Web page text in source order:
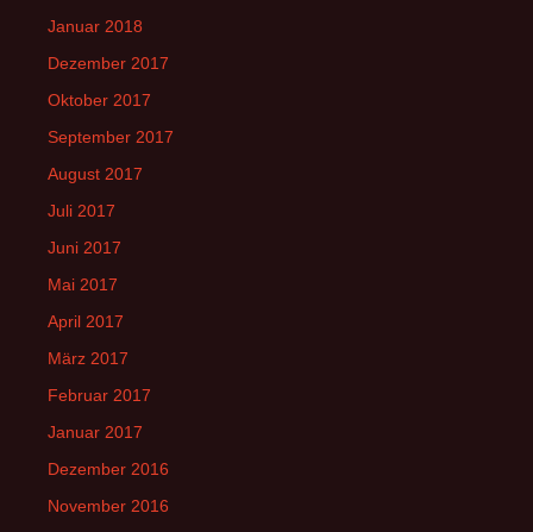
Januar 2018
Dezember 2017
Oktober 2017
September 2017
August 2017
Juli 2017
Juni 2017
Mai 2017
April 2017
März 2017
Februar 2017
Januar 2017
Dezember 2016
November 2016